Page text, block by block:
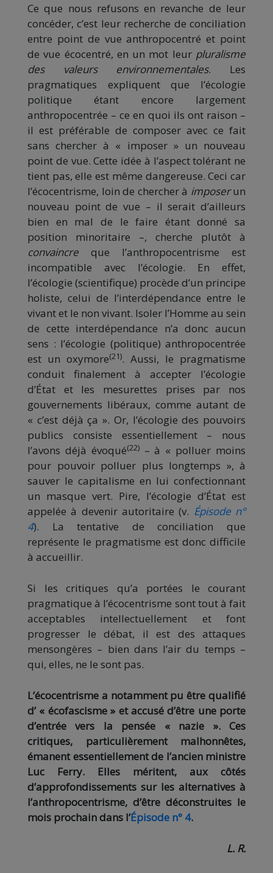
Ce que nous refusons en revanche de leur
concéder, c’est leur recherche de conciliation
entre point de vue anthropocentré et point
de vue écocentré, en un mot leur pluralisme
des valeurs environnementales. Les
pragmatiques expliquent que l’écologie
politique étant encore largement
anthropocentrée – ce en quoi ils ont raison –
il est préférable de composer avec ce fait
sans chercher à « imposer » un nouveau
point de vue. Cette idée à l’aspect tolérant ne
tient pas, elle est même dangereuse. Ceci car
l’écocentrisme, loin de chercher à imposerun
nouveau point de vue – il serait d’ailleurs
bien en mal de le faire étant donné sa
position minoritaire –, cherche plutôt à
convaincre que l’anthropocentrisme est
incompatible avec l’écologie. En effet,
l’écologie (scientifique) procède d’un principe
holiste, celui de l’interdépendance entre le
vivant et le non vivant. Isoler l’Homme au sein
de cette interdépendance n’a donc aucun
sens : l’écologie (politique) anthropocentrée
est un oxymore(21). Aussi, le pragmatisme
conduit finalement à accepter l’écologie
d’État et les mesurettes prises par nos
gouvernements libéraux, comme autant de
« c’est déjà ça ». Or, l’écologie des pouvoirs
publics consiste essentiellement – nous
l’avons déjà évoqué(22)– à « polluer moins
pour pouvoir polluer plus longtemps », à
sauver le capitalisme en lui confectionnant
un masque vert. Pire, l’écologie d’État est
appelée à devenir autoritaire (v. Épisode n°
4). La tentative de conciliation que
représente le pragmatisme est donc difficile
à accueillir.
Si les critiques qu’a portées le courant
pragmatique à l’écocentrisme sont tout à fait
acceptables intellectuellement et font
progresser le débat, il est des attaques
mensongères – bien dans l’air du temps –
qui, elles, ne le sont pas.
L’écocentrisme a notamment pu être qualifié
d’ « écofascisme » et accusé d’être une porte
d’entrée vers la pensée « nazie ». Ces
critiques, particulièrement malhonnêtes,
émanent essentiellement de l’ancien ministre
Luc Ferry. Elles méritent, aux côtés
d’approfondissements sur les alternatives à
l’anthropocentrisme, d’être déconstruites le
mois prochain dans l’Épisode n° 4.
L. R.